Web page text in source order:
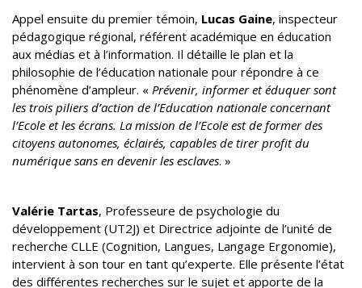
Appel ensuite du premier témoin, Lucas Gaine, inspecteur
pédagogique régional, référent académique en éducation
aux médias et à l’information. Il détaille le plan et la
philosophie de l’éducation nationale pour répondre à ce
phénomène d’ampleur. « Prévenir, informer et éduquer sont
les trois piliers d’action de l’Education nationale concernant
l’Ecole et les écrans. La mission de l’Ecole est de former des
citoyens autonomes, éclairés, capables de tirer profit du
numérique sans en devenir les esclaves. »
Valérie Tartas, Professeure de psychologie du
développement (UT2J) et Directrice adjointe de l’unité de
recherche CLLE (Cognition, Langues, Langage Ergonomie),
intervient à son tour en tant qu’experte. Elle présente l’état
des différentes recherches sur le sujet et apporte de la